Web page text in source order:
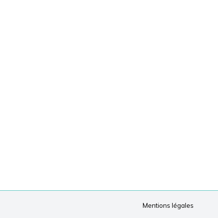
Mentions légales